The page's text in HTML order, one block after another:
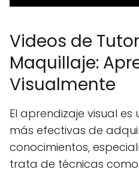
Videos de
Maquillaje:
Visualmente
El aprendizaje visual
más efectivas de
conocimientos,
trata de técnicas como